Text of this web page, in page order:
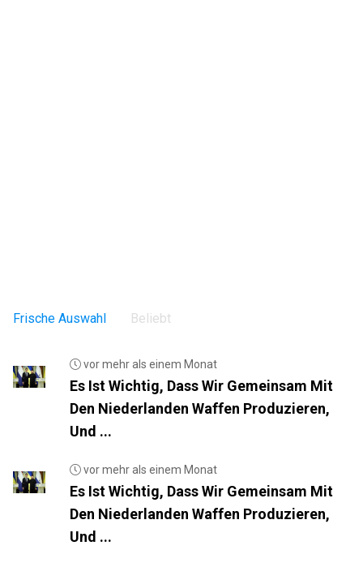
Frische Auswahl Beliebt
vor mehr als einem Monat
Es Ist Wichtig, Dass Wir Gemeinsam Mit
Den Niederlanden Waffen Produzieren,
Und ...
vor mehr als einem Monat
Es Ist Wichtig, Dass Wir Gemeinsam Mit
Den Niederlanden Waffen Produzieren,
Und ...